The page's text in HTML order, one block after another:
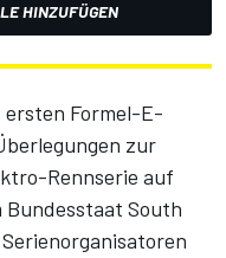
HINZUFÜGEN
ersten Formel-E-
zur
Rennserie auf
South